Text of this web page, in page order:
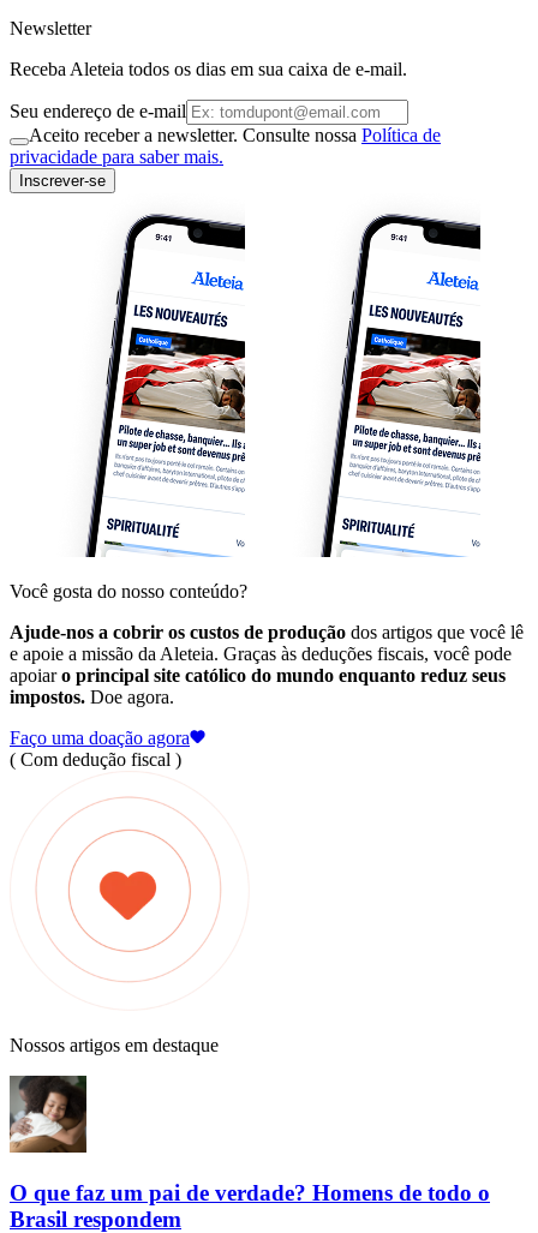
Newsletter
Receba Aleteia todos os dias em sua caixa de e-mail.
Seu endereço de e-mail
Aceito receber a newsletter. Consulte nossa Política de
privacidade para saber mais.
Inscrever-se
Você gosta do nosso conteúdo?
Ajude-nos a cobrir os custos de produção dos artigos que você lê
e apoie a missão da Aleteia. Graças às deduções fiscais, você pode
apoiaro principal site católico do mundo enquanto reduz seus
impostos. Doe agora.
Faço uma doação agora
( Com dedução fiscal )
Nossos artigos em destaque
O que faz um pai de verdade? Homens de todo o
Brasil respondem